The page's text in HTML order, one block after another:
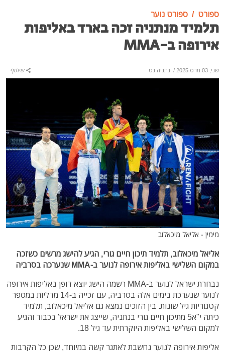
ספורט ספורט נוער
תלמיד מנתניה זכה בארד באליפות
אירופה ב-MMA
שני, 03 מרס 2025 / נתניה נט שיתוף
מימין - אליאל מיכאלוב
אליאל מיכאלוב, תלמיד תיכון חיים גורי, הגיע להישג מרשים כשזכה
במקום השלישי באליפות אירופה לנוער ב-MMA שנערכה בסרביה
נבחרת ישראל לנוער ב-MMA רשמה הישג יוצא דופן באליפות אירופה
לנוער שנערכת בימים אלה בסרביה, עם זכייה ב-14 מדליות במספר
קטגוריות גיל שונות. בין הזוכים נמצא גם אליאל מיכאלוב, תלמיד
כיתה י"א5 מתיכון חיים גורי בנתניה, שייצג את ישראל בכבוד והגיע
למקום השלישי באליפות היוקרתית עד גיל 18.
אליפות אירופה לנוער נחשבת לאתגר קשה במיוחד, שכן כל הקרבות